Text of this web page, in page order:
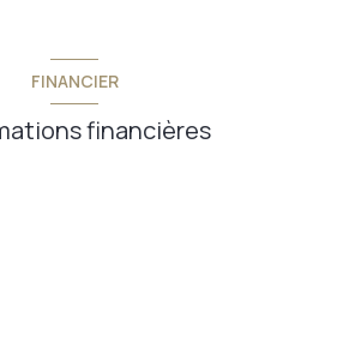
FINANCIER
financières